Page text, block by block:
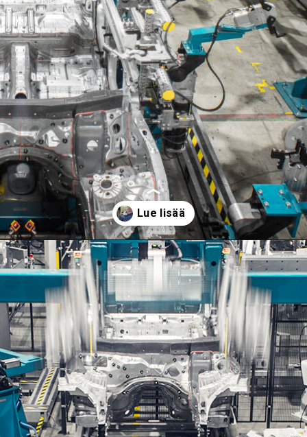
Avataanhttps://autoala.fi/ammatti-autoalalta/